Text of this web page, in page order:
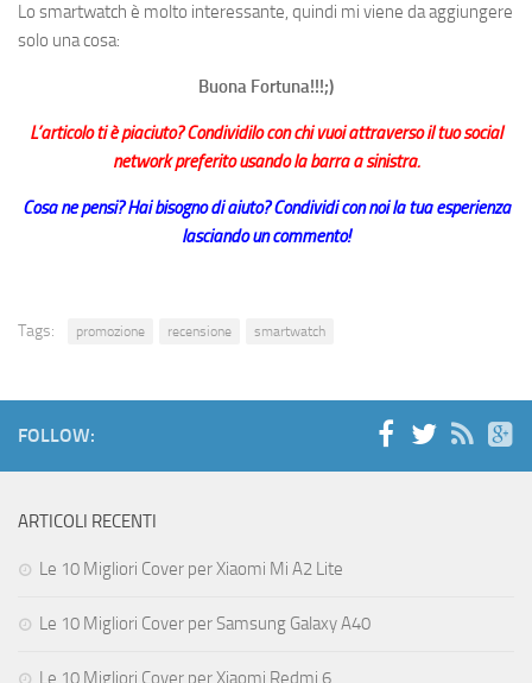
Lo smartwatch è molto interessante, quindi mi viene da aggiungere
solo una cosa:
Buona Fortuna!!!;)
L’articolo ti è piaciuto? Condividilo con chi vuoi attraverso il tuo social
network preferito usando la barra a sinistra.
Cosa ne pensi? Hai bisogno di aiuto? Condividi con noi la tua esperienza
lasciando un commento!
Tags: promozione recensione smartwatch
FOLLOW:
ARTICOLI RECENTI
Le 10 Migliori Cover per Xiaomi Mi A2 Lite
Le 10 Migliori Cover per Samsung Galaxy A40
Le 10 Migliori Cover per Xiaomi Redmi 6